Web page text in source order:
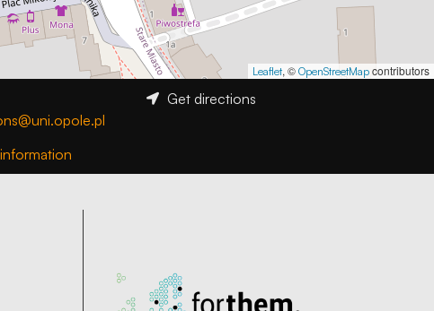
Leaflet, © OpenStreetMap contributors
Get directions